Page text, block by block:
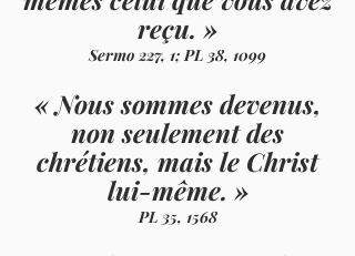
reçu. »
Sermo 227, 1; PL 38, 1099
« Nous sommes devenus,
non seulement des
chrétiens, mais le Christ
lui-même. »
PL 35, 1568